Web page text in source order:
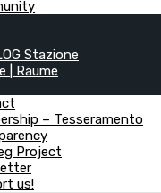
Stazione
| Räume
– Tesseramento
Project
us!